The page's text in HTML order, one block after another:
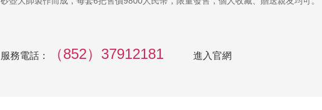
服務電話： （852）37912181 進入官網